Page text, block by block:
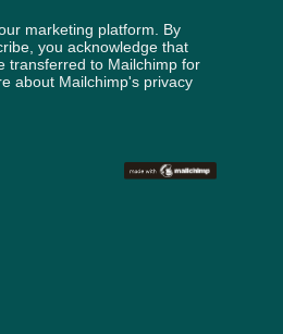
marketing platform. By
you acknowledge that
transferred to Mailchimp for
about Mailchimp's privacy